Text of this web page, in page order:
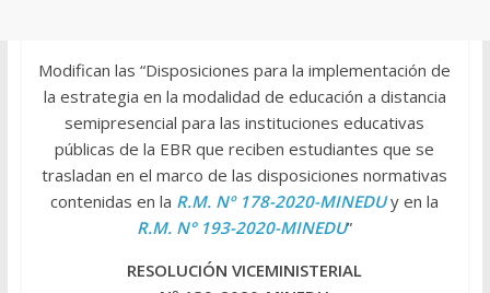
Modifican las “Disposiciones para la implementación de
la estrategia en la modalidad de educación a distancia
semipresencial para las instituciones educativas
públicas de la EBR que reciben estudiantes que se
trasladan en el marco de las disposiciones normativas
contenidas en la R.M. Nº 178-2020-MINEDUy en la
R.M. N° 193-2020-MINEDU”
RESOLUCIÓN VICEMINISTERIAL